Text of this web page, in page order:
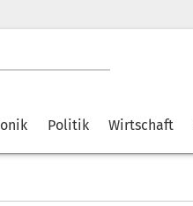
Politik Wirtschaft